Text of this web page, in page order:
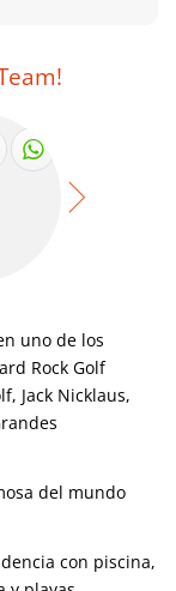
uno de los
Rock Golf
Jack Nicklaus,
del mundo
con piscina,